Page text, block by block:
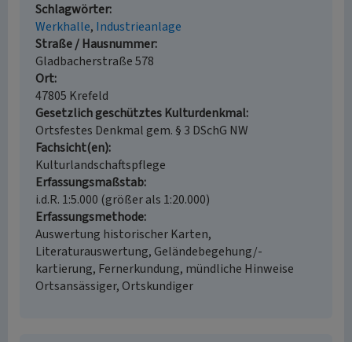
Schlagwörter
Werkhalle Industrieanlage
Straße / Hausnummer
Gladbacherstraße 578
Ort
47805 Krefeld
Gesetzlich geschütztes Kulturdenkmal
Ortsfestes Denkmal gem. § 3 DSchG NW
Fachsicht(en)
Kulturlandschaftspflege
Erfassungsmaßstab
i.d.R. 1:5.000 (größer als 1:20.000)
Erfassungsmethode
Auswertung historischer Karten,
Literaturauswertung, Geländebegehung/-
kartierung, Fernerkundung, mündliche Hinweise
Ortsansässiger, Ortskundiger